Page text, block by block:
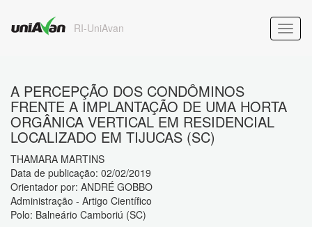
RI-UniAvan
A PERCEPÇÃO DOS CONDÔMINOS
FRENTE A IMPLANTAÇÃO DE UMA HORTA
ORGÂNICA VERTICAL EM RESIDENCIAL
LOCALIZADO EM TIJUCAS (SC)
THAMARA MARTINS
Data de publicação: 02/02/2019
Orientador por: ANDRÉ GOBBO
Administração - Artigo Científico
Polo: Balneário Camboriú (SC)